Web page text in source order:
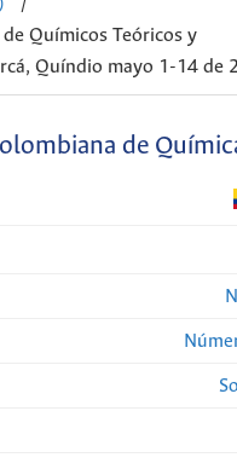
/
Químicos Teóricos y
Quíndio mayo 1-14 de
de